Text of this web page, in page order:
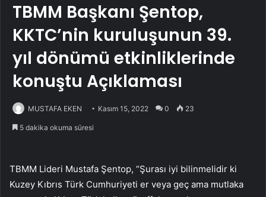
TBMM Başkanı Şentop,
KKTC’nin kuruluşunun 39.
yıl dönümü etkinliklerinde
konuştu Açıklaması
MUSTAFA EKEN Kasım 15, 2022 0 23
5 dakika okuma süresi
TBMM Lideri Mustafa Şentop, “Şurası iyi bilinmelidir ki
Kuzey Kıbrıs Türk Cumhuriyeti er veya geç ama mutlaka